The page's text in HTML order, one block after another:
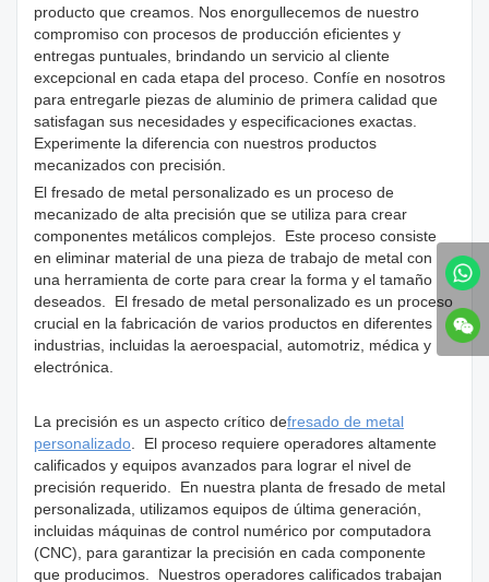
producto que creamos. Nos enorgullecemos de nuestro
compromiso con procesos de producción eficientes y
entregas puntuales, brindando un servicio al cliente
excepcional en cada etapa del proceso. Confíe en nosotros
para entregarle piezas de aluminio de primera calidad que
satisfagan sus necesidades y especificaciones exactas.
Experimente la diferencia con nuestros productos
mecanizados con precisión.
El fresado de metal personalizado es un proceso de
mecanizado de alta precisión que se utiliza para crear
componentes metálicos complejos. Este proceso consiste
en eliminar material de una pieza de trabajo de metal con
una herramienta de corte para crear la forma y el tamaño
deseados. El fresado de metal personalizado es un proceso
crucial en la fabricación de varios productos en diferentes
industrias, incluidas la aeroespacial, automotriz, médica y
electrónica.
La precisión es un aspecto crítico defresado de metal
personalizado . El proceso requiere operadores altamente
calificados y equipos avanzados para lograr el nivel de
precisión requerido. En nuestra planta de fresado de metal
personalizada, utilizamos equipos de última generación,
incluidas máquinas de control numérico por computadora
(CNC), para garantizar la precisión en cada componente
que producimos. Nuestros operadores calificados trabajan